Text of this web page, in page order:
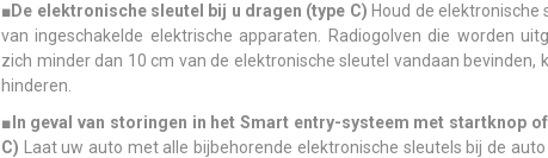
■De elektronische sleutel bij u dragen (type C) Houd de
van ingeschakelde elektrische apparaten. Radiogolven die worden
zich minder dan 10 cm van de elektronische sleutel vandaan bevinden,
hinderen.
■In geval van storingen in het Smart entry-systeem met startknop
C)
Laat uw auto met alle bijbehorende elektronische sleutels bij de